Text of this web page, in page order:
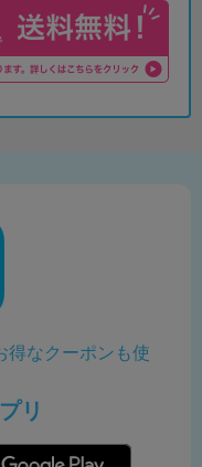
得なクーポンも使
リ